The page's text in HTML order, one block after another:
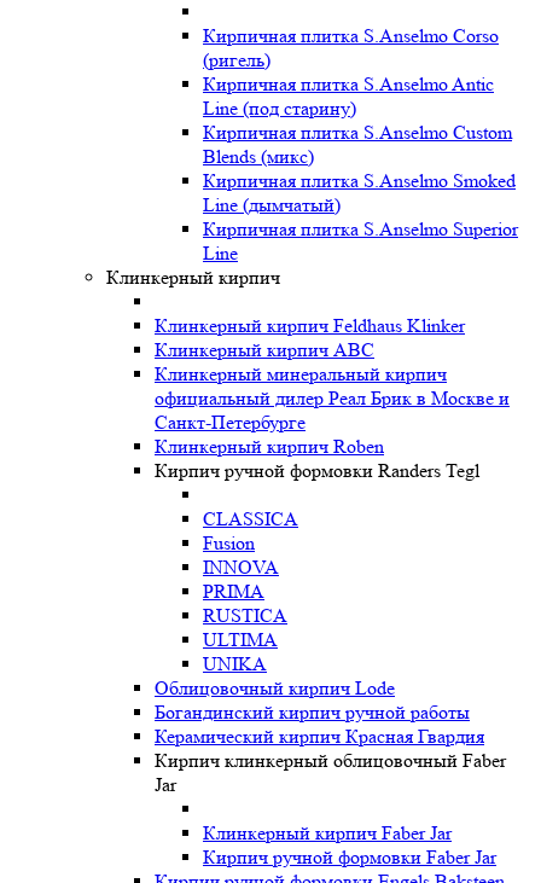
Кирпичная плитка S.Anselmo Corso
(ригель)
Кирпичная плитка S.Anselmo Antic
Line (под старину)
Кирпичная плитка S.Anselmo Custom
Blends (микс)
Кирпичная плитка S.Anselmo Smoked
Line (дымчатый)
Кирпичная плитка S.Anselmo Superior
Line
Клинкерный кирпич
Клинкерный кирпич Feldhaus Klinker
Клинкерный кирпич ABC
Клинкерный минеральный кирпич
официальный дилер Реал Брик в Москве и
Санкт-Петербурге
Клинкерный кирпич Roben
Кирпич ручной формовки Randers Tegl
CLASSICA
Fusion
INNOVA
PRIMA
RUSTICA
ULTIMA
UNIKA
Oблицовочный кирпич Lode
Богандинский кирпич ручной работы
Керамический кирпич Красная Гвардия
Кирпич клинкерный облицовочный Faber
Jar
Клинкерный кирпич Faber Jar
Кирпич ручной формовки Faber Jar